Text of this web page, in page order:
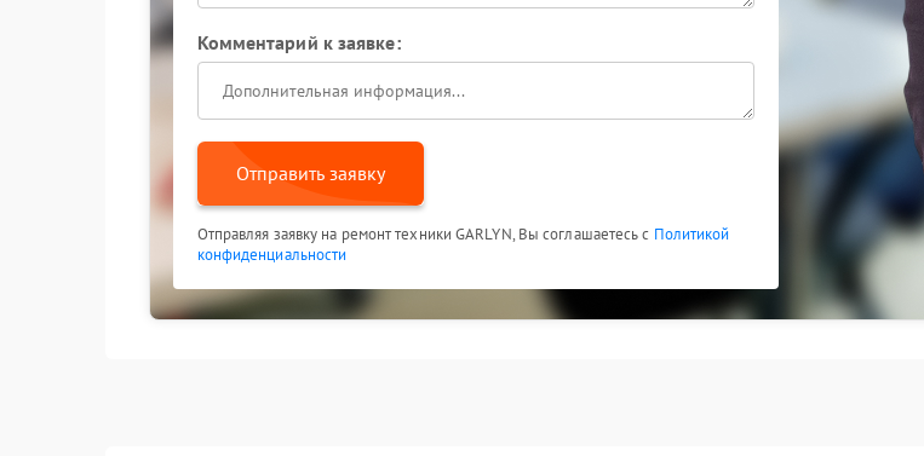
Комментарий к заявке:
Отправить заявку
Отправляя заявку на ремонт техники GARLYN, Вы соглашаетесь с Политикой
конфиденциальности